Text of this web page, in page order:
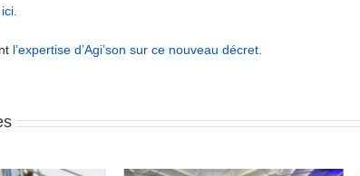
ici.
l’expertise d’Agi’son sur ce nouveau décret.